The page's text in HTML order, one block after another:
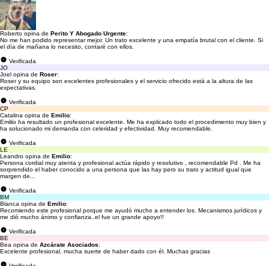
Roberto opina de Perito Y Abogado Urgente:
No me han podido representar mejor. Un trato excelente y una empatía brutal con el cliente. Si
el día de mañana lo necesito, contaré con ellos.
Verificada
JO
Joel opina de Roser:
Roser y su equipo son excelentes profesionales y el servicio ofrecido está a la altura de las
expectativas.
Verificada
CP
Catalina opina de Emilio:
Emilio ha resultado un profesional excelente. Me ha explicado todo el procedimiento muy bien y
ha solucionado mi demanda con celeridad y efectividad. Muy recomendable.
Verificada
LE
Leandro opina de Emilio:
Persona cordial muy atenta y profesional actúa rápido y resolutivo , recomendable Pd . Me ha
sorprendido el haber conocido a una persona que las hay pero su trato y actitud igual que
margen de...
Verificada
BM
Blanca opina de Emilio:
Recomiendo este profesional porque me ayudó mucho a entender los. Mecanismos jurídicos y
me dió mucho ánimo y confianza..el fue un grande apoyo!!
Verificada
BE
Bea opina de Azcárate Asociados:
Excelente profesional, mucha suerte de haber dado con él. Muchas gracias